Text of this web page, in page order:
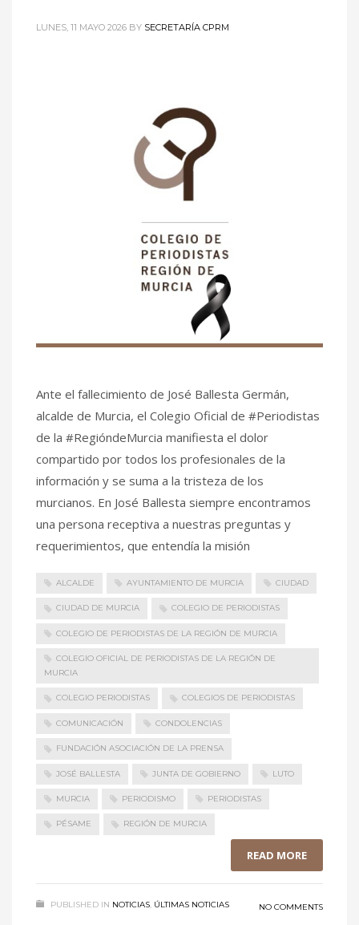
LUNES, 11 MAYO 2026 BY SECRETARÍA CPRM
Ante el fallecimiento de José Ballesta Germán,
alcalde de Murcia, el Colegio Oficial de #Periodistas
de la #RegióndeMurcia manifiesta el dolor
compartido por todos los profesionales de la
información y se suma a la tristeza de los
murcianos. En José Ballesta siempre encontramos
una persona receptiva a nuestras preguntas y
requerimientos, que entendía la misión
ALCALDE AYUNTAMIENTO DE MURCIA CIUDAD
CIUDAD DE MURCIA COLEGIO DE PERIODISTAS
COLEGIO DE PERIODISTAS DE LA REGIÓN DE MURCIA
COLEGIO OFICIAL DE PERIODISTAS DE LA REGIÓN DE
MURCIA
COLEGIO PERIODISTAS COLEGIOS DE PERIODISTAS
COMUNICACIÓN CONDOLENCIAS
FUNDACIÓN ASOCIACIÓN DE LA PRENSA
JOSÉ BALLESTA JUNTA DE GOBIERNO LUTO
MURCIA PERIODISMO PERIODISTAS
PÉSAME REGIÓN DE MURCIA
READ MORE
PUBLISHED IN NOTICIAS, ÚLTIMAS NOTICIAS NO COMMENTS